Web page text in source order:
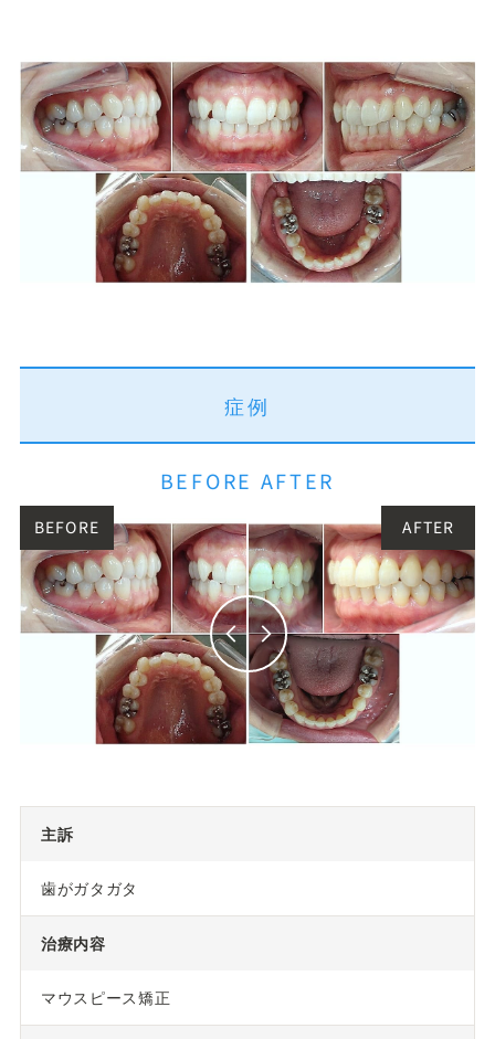
すきっ歯
Eライン
届出施設基準
症例
BEFORE AFTER
主訴
歯がガタガタ
治療内容
マウスピース矯正